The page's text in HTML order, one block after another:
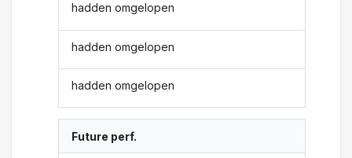
hadden omgelopen
hadden omgelopen
hadden omgelopen
Future perf.